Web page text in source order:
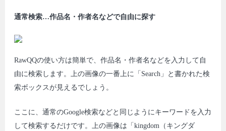
通常検索…作品名・作者名などで自由に探す
RawQQの使い方は簡単で、作品名・作者名などを入力して自
由に検索します。上の画像の一番上に「Search」と書かれた検
索ボックスが見えるでしょう。
ここに、通常のGoogle検索などと同じようにキーワードを入力
して検索するだけです。上の画像は「kingdom（キングダ